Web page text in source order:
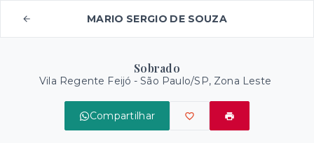
MARIO SERGIO DE SOUZA
Sobrado
Vila Regente Feijó - São Paulo/SP, Zona Leste
Compartilhar